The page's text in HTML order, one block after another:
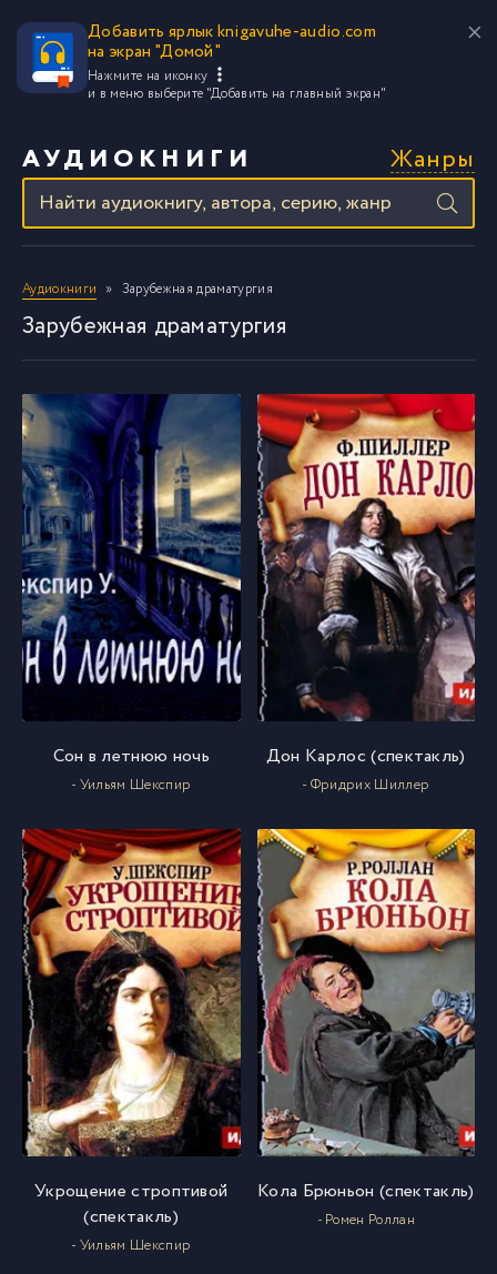
Добавить ярлык knigavuhe-audio.com
на экран "Домой"
Нажмите на иконку
и в меню выберите "Добавить на главный экран"
АУДИОКНИГИ Жанры
Аудиокниги Зарубежная драматургия
Зарубежная драматургия
Сон в летнюю ночь
- Уильям Шекспир
Дон Карлос (спектакль)
- Фридрих Шиллер
Укрощение строптивой
(спектакль)
- Уильям Шекспир
Кола Брюньон (спектакль)
- Ромен Роллан